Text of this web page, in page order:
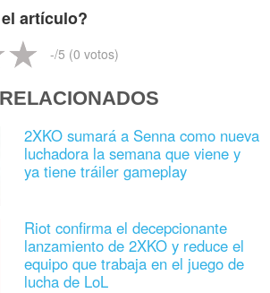
artículo?
-/5 (0 votos)
2XKO sumará a Senna como nueva
luchadora la semana que viene y
ya tiene tráiler gameplay
Riot confirma el decepcionante
lanzamiento de 2XKO y reduce el
equipo que trabaja en el juego de
lucha de LoL